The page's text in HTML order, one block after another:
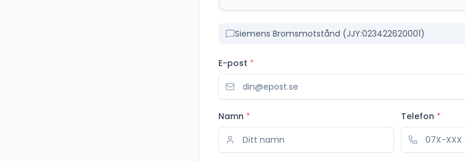
Siemens Bromsmotstånd (JJY:023422620001)
E-post *
Namn * Telefon *